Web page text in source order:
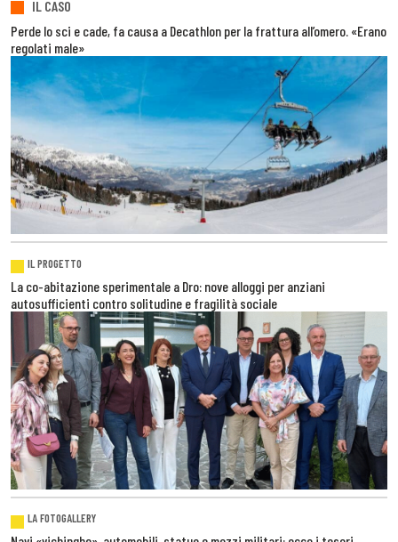
IL CASO
Perde lo sci e cade, fa causa a Decathlon per la frattura all’omero. «Erano
regolati male»
IL PROGETTO
La co-abitazione sperimentale a Dro: nove alloggi per anziani
autosufficienti contro solitudine e fragilità sociale
LA FOTOGALLERY